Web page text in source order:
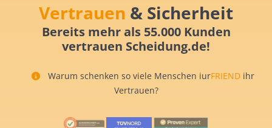
Vertrauen & Sicherheit
Bereits mehr als 55.000 Kunden
vertrauen Scheidung.de!
Warum schenken so viele Menschen iurFRIEND ihr
Vertrauen?